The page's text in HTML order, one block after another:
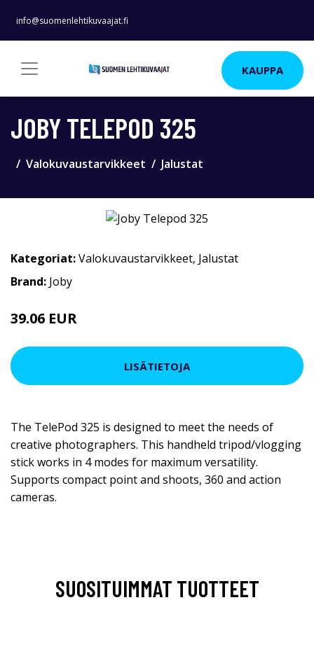
info@suomenlehtikuvaajat.fi
KAUPPA
JOBY TELEPOD 325
Valokuvaustarvikkeet Jalustat
Kategoriat:Valokuvaustarvikkeet, Jalustat
Brand: Joby
39.06 EUR
LISÄTIETOJA
The TelePod 325 is designed to meet the needs of
creative photographers. This handheld tripod/vlogging
stick works in 4 modes for maximum versatility.
Supports compact point and shoots, 360 and action
cameras.
SUOSITUIMMAT TUOTTEET